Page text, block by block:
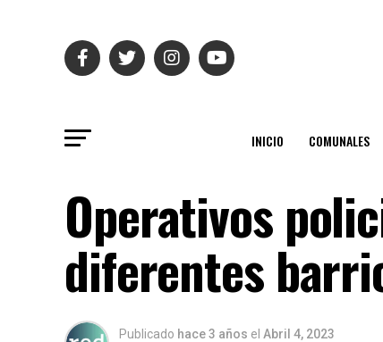
INICIO COMUNALES
Operativos
diferentes
Publicado hace 3 años el Abril 4, 2023